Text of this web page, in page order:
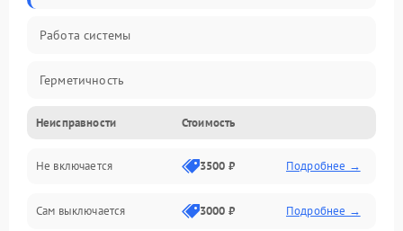
Работа системы
Герметичность
Механика
Неисправности Стоимость
Не включается 3500 ₽ Подробнее →
Сам выключается 3000 ₽ Подробнее →